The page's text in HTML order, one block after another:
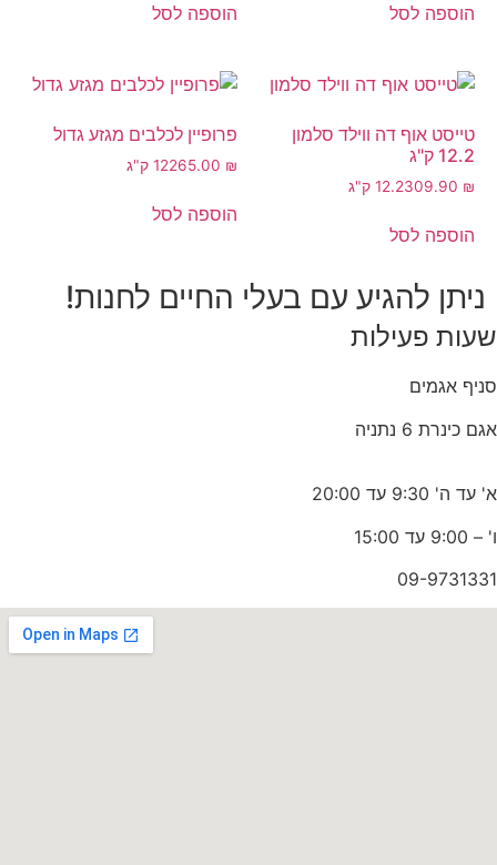
הוספה לסל הוספה לסל
טייסט אוף דה ווילד סלמון
12.2 ק"ג
309.90 ₪ 12.2 ק"ג
הוספה לסל
פרופיין לכלבים מגזע גדול
265.00 ₪ 12 ק"ג
הוספה לסל
ניתן להגיע עם בעלי החיים לחנות!
שעות פעילות
סניף אגמים
אגם כינרת 6 נתניה
א' עד ה' 9:30 עד 20:00
ו' – 9:00 עד 15:00
09-9731331